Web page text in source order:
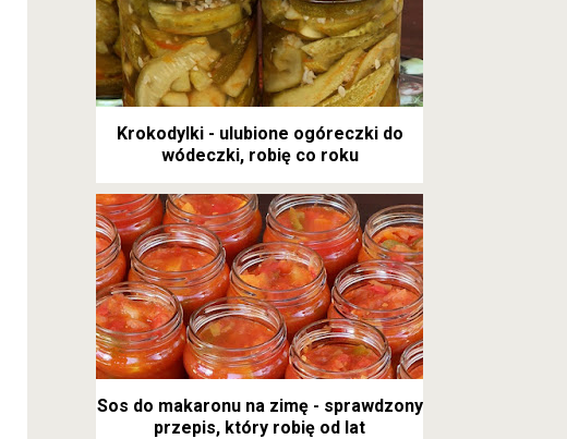
Krokodylki - ulubione ogóreczki do
wódeczki, robię co roku
Sos do makaronu na zimę - sprawdzony
przepis, który robię od lat